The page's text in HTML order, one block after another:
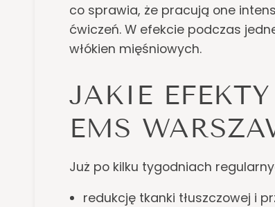
co sprawia, że pracują one
ćwiczeń. W efekcie podczas
włókien mięśniowych.
JAKIE
EMS
Już po kilku tygodniach
redukcję tkanki tłuszczowej i